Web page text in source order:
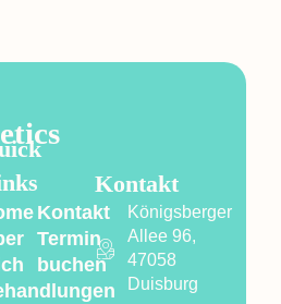
Kontakt
Termin
buchen
Kontakt
Königsberger
Allee 96,
47058
Duisburg